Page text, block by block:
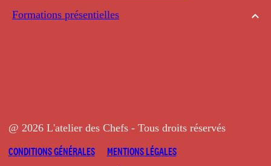
Formations présentielles
@ 2026 L'atelier des Chefs - Tous droits réservés
CONDITIONS GÉNÉRALES
MENTIONS LÉGALES